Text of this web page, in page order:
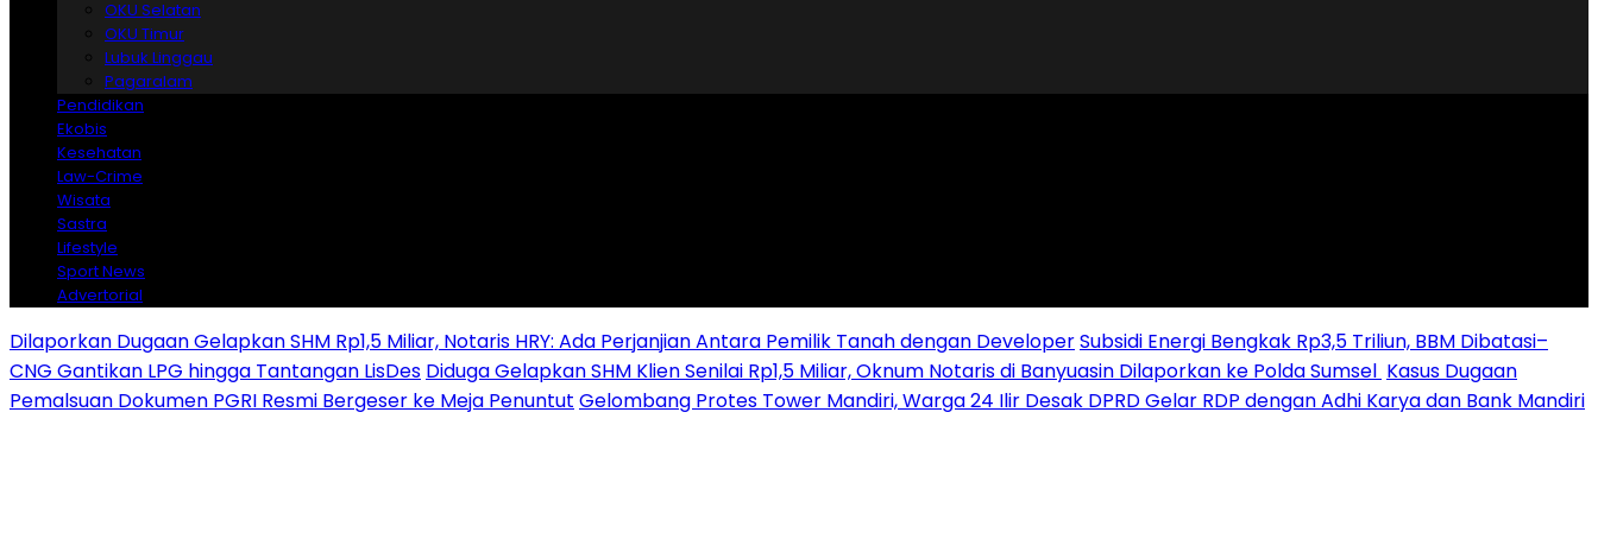
OKU Selatan
OKU Timur
Lubuk Linggau
Pagaralam
Pendidikan
Ekobis
Kesehatan
Law-Crime
Wisata
Sastra
Lifestyle
Sport News
Advertorial
Dilaporkan Dugaan Gelapkan SHM Rp1,5 Miliar, Notaris HRY: Ada Perjanjian Antara Pemilik Tanah dengan DeveloperSubsidi Energi Bengkak Rp3,5 Triliun, BBM Dibatasi–
CNG Gantikan LPG hingga Tantangan LisDes Diduga Gelapkan SHM Klien Senilai Rp1,5 Miliar, Oknum Notaris di Banyuasin Dilaporkan ke Polda Sumsel ‎ Kasus Dugaan
Pemalsuan Dokumen PGRI Resmi Bergeser ke Meja Penuntut Gelombang Protes Tower Mandiri, Warga 24 Ilir Desak DPRD Gelar RDP dengan Adhi Karya dan Bank Mandiri